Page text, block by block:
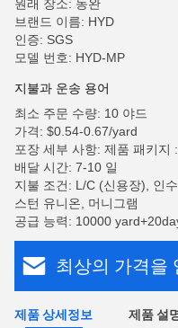
원래 장소: 동완
브랜드 이름: HYD
인증: SGS
모델 번호: HYD-MP
지불과 운송 용어
최소 주문 수량: 10 야드
가격: $0.54-0.67/yard
포장 세부 사항: 제품 패키지
배달 시간: 7-10 일
지불 조건: L/C (신용장), 인
스턴 유니온, 머니그램
공급 능력: 10000
최상의 가격을
제품 상세정보 제품 설